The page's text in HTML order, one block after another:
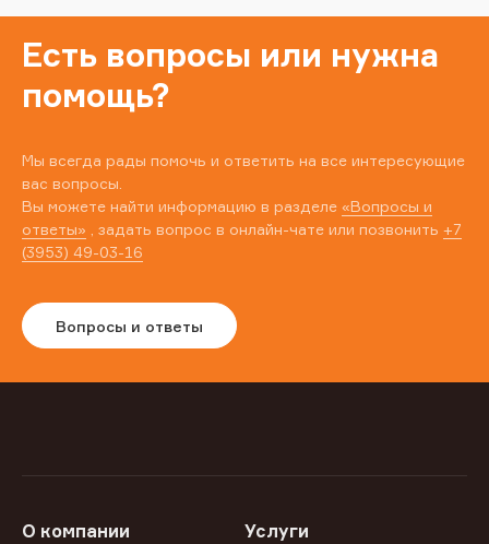
Есть вопросы или нужна
помощь?
Мы всегда рады помочь и ответить на все интересующие
вас вопросы.
Вы можете найти информацию в разделе «Вопросы и
ответы» , задать вопрос в онлайн-чате или позвонить +7
(3953) 49-03-16
Вопросы и ответы
О компании Услуги